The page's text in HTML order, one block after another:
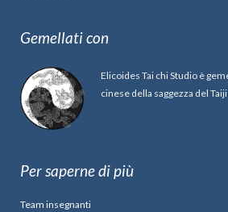
Gemellati con
Elicoides Tai chi Studio è
cinese della saggezza del
Per saperne di più
Team insegnanti